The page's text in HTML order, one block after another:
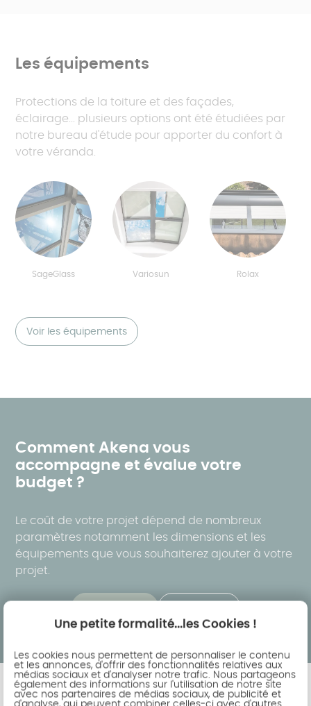
Les équipements
Protections de la toiture et des façades,
éclairage... plusieurs options ont été étudiées par
notre bureau d'étude pour apporter du confort à
votre véranda.
SageGlass Variosun Rolax
Voir les équipements
Comment Akena vous
accompagne et évalue votre
budget ?
Le coût de votre projet dépend de nombreux
paramètres notamment les dimensions et les
équipements que vous souhaiterez ajouter à votre
projet.
Une petite formalité...les Cookies !
Les cookies nous permettent de personnaliser le contenu
et les annonces, d'offrir des fonctionnalités relatives aux
médias sociaux et d'analyser notre trafic. Nous partageons
également des informations sur l'utilisation de notre site
avec nos partenaires de médias sociaux, de publicité et
d'analyse, qui peuvent combiner celles-ci avec d'autres